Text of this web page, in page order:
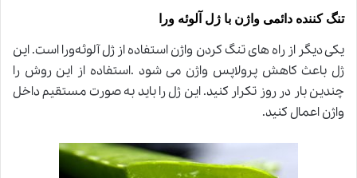
تنگ کننده دائمی واژن با ژل آلوئه‌ ورا
یکی دیگر از راه های تنگ کردن واژن استفاده از ژل آلوئه‌ورا است. این
ژل باعث کاهش پرولاپس واژن می شود .استفاده از این روش را
چندین بار در روز تکرار کنید. این ژل را باید به صورت مستقیم داخل
واژن اعمال کنید.